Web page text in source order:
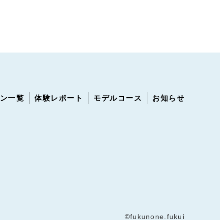
一覧 体験レポート モデルコース お知らせ
©fukunone.fukui